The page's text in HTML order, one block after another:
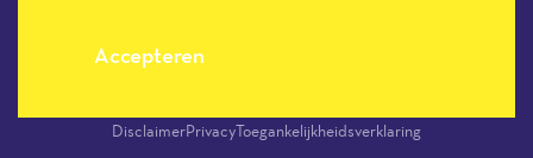
Accepteren
DisclaimerPrivacyToegankelijkheidsverklaring